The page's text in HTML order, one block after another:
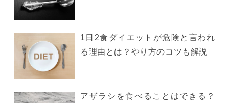
1日2食ダイエットが危険と言われ
る理由とは？やり方のコツも解説
アザラシを食べることはできる？